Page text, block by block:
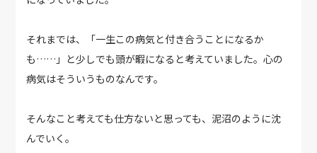
それまでは、「一生この病気と付き合うことになるか
も……」と少しでも頭が暇になると考えていました。心の
病気はそういうものなんです。
そんなこと考えても仕方ないと思っても、泥沼のように沈
んでいく。